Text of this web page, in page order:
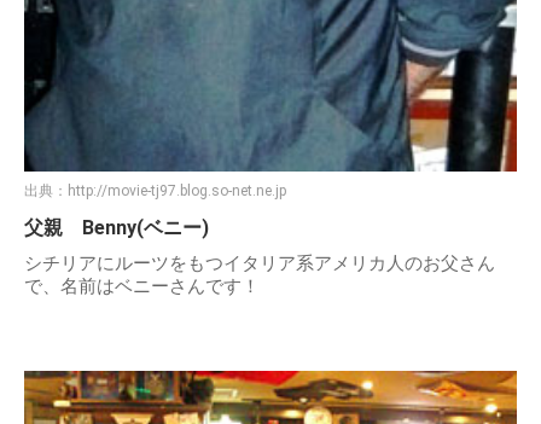
出典： http://movie-tj97.blog.so-net.ne.jp
父親 Benny(ベニー)
シチリアにルーツをもつイタリア系アメリカ人のお父さん
で、名前はベニーさんです！